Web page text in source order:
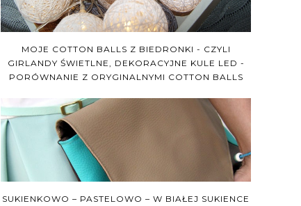
MOJE COTTON BALLS Z BIEDRONKI - CZYLI
GIRLANDY ŚWIETLNE, DEKORACYJNE KULE LED -
PORÓWNANIE Z ORYGINALNYMI COTTON BALLS
SUKIENKOWO – PASTELOWO – W BIAŁEJ SUKIENCE